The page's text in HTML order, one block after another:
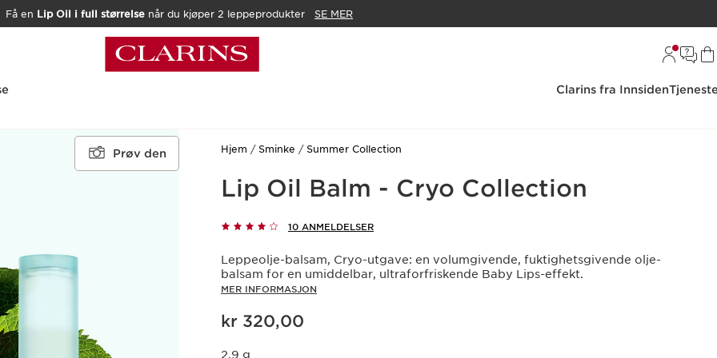
Få en Lip Oil i full størrelse når du kjøper 2 leppeprodukter SE MER
Clarins fra Innsiden
Prøv den Hjem Sminke Summer Collection
Lip Oil Balm - Cryo Collection
10 ANMELDELSER
Leppeolje-balsam, Cryo-utgave: en volumgivende, fuktighetsgivende olje-
balsam for en umiddelbar, ultraforfriskende Baby Lips-effekt.
MER INFORMASJON
Nåværende pris kr 320,00
kr 320,00
2,9 g